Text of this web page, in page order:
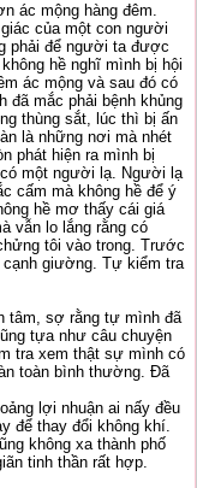
ác mộng hàng đêm.
của một con người
phải để người ta được
hề nghĩ mình bị hội
ác mộng và sau đó có
đã mắc phải bệnh khủng
thùng sắt, lúc thì bị ấn
là những nơi mà nhét
phát hiện ra mình bị
một người lạ. Người lạ
cấm mà không hề để ý
hề mơ thấy cái giá
vẫn lo lắng rằng có
tôi vào trong. Trước
cạnh giường. Tự kiểm tra
tâm, sợ rằng tự mình đã
tựa như câu chuyện
tra xem thật sự mình có
toàn bình thường. Đã
lợi nhuận ai nấy đều
để thay đổi không khí.
không xa thành phố
tinh thần rất hợp.